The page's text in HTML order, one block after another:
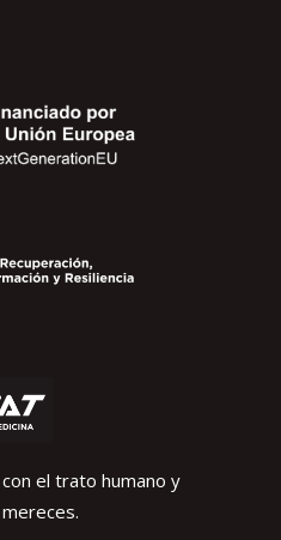
el trato humano y